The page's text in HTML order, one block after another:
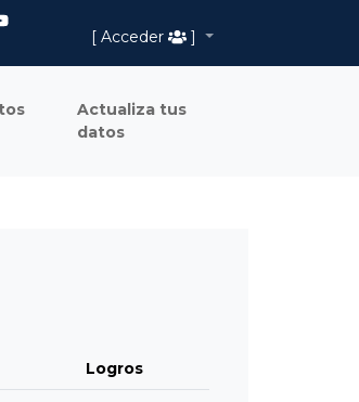
[ Acceder
]
Actualiza tus
datos
Logros